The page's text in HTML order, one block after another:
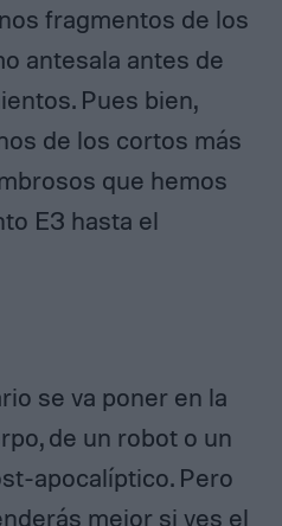
fragmentos de los
antesala antes de
Pues bien,
de los cortos más
que hemos
E3 hasta el
se va poner en la
de un robot o un
apocalíptico. Pero
mejor si ves el